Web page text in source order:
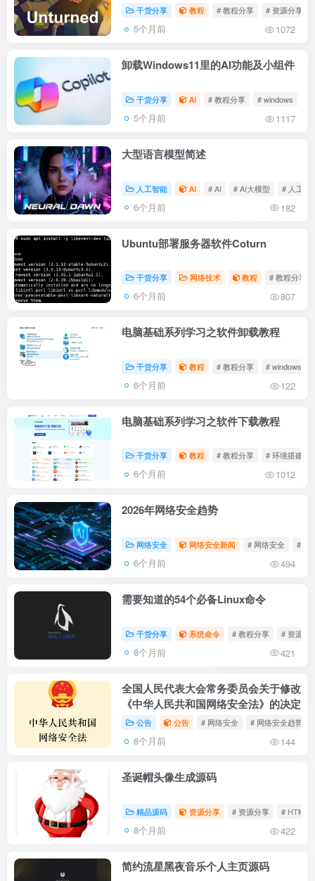
干货分享 教程 # 教程分享 # 资源分享
5个月前 1072
卸载Windows11里的AI功能及小组件
干货分享 AI # 教程分享 # windows
5个月前 1117
大型语言模型简述
人工智能 AI # AI # AI大模型 # 人工智
6个月前 182
Ubuntu部署服务器软件Coturn
干货分享 网络技术 教程 # 教程分享
6个月前 807
电脑基础系列学习之软件卸载教程
干货分享 教程 # 教程分享 # windows
6个月前 122
电脑基础系列学习之软件下载教程
干货分享 教程 # 教程分享 # 环境搭建
6个月前 1012
2026年网络安全趋势
网络安全 网络安全新闻 # 网络安全 # 渗
6个月前 494
需要知道的54个必备Linux命令
干货分享 系统命令 # 教程分享 # 资源分
8个月前 421
全国人民代表大会常务委员会关于修改
《中华人民共和国网络安全法》的决定
公告 公告 # 网络安全 # 网络安全趋势
8个月前 144
圣诞帽头像生成源码
精品源码 资源分享 # 资源分享 # HTML
8个月前 422
简约流星黑夜音乐个人主页源码